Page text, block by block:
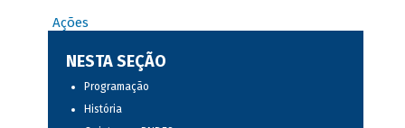
Ações
NESTA SEÇÃO
Programação
História